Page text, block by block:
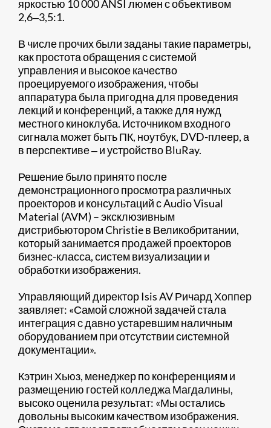
яркостью 10 000 ANSI люмен с объективом
2,6‒3,5:1.
В числе прочих были заданы такие параметры,
как простота обращения с системой
управления и высокое качество
проецируемого изображения, чтобы
аппаратура была пригодна для проведения
лекций и конференций, а также для нужд
местного киноклуба. Источником входного
сигнала может быть ПК, ноутбук, DVD-плеер, а
в перспективе ‒ и устройство BluRay.
Решение было принято после
демонстрационного просмотра различных
проекторов и консультаций с Audio Visual
Material (AVM) – эксклюзивным
дистрибьютором Christie в Великобритании,
который занимается продажей проекторов
бизнес-класса, систем визуализации и
обработки изображения.
Управляющий директор Isis AV Ричард Хоппер
заявляет: «Самой сложной задачей стала
интеграция с давно устаревшим наличным
оборудованием при отсутствии системной
документации».
Кэтрин Хьюз, менеджер по конференциям и
размещению гостей колледжа Магдалины,
высоко оценила результат: «Мы остались
довольны высоким качеством изображения.